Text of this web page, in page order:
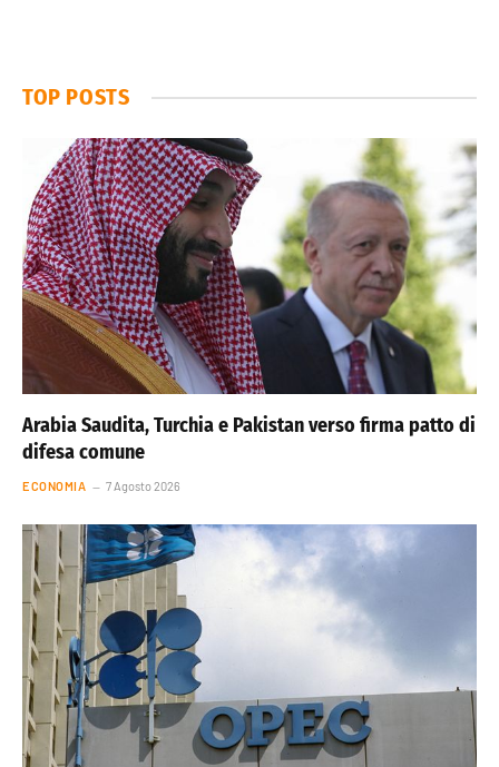
TOP POSTS
Arabia Saudita, Turchia e Pakistan verso firma patto di
difesa comune
ECONOMIA 7 Agosto 2026